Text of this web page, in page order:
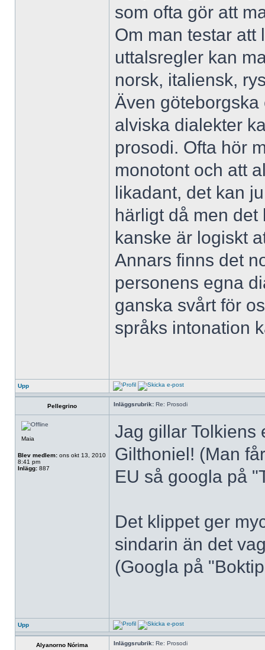
som ofta gör att
Om man testar att
uttalsregler kan
norsk, italiensk,
Även
alviska dialekter
prosodi. Ofta hör
monotont och att
likadant, det kan
härligt då men
kanske är logiskt
Annars finns det
personens egna
ganska svårt för
språks intonation
Upp
Pellegrino Inläggsrubrik: Re: Prosodi
Maia
Blev medlem: ons okt 13, 2010
8:41 pm
Inlägg: 887
Jag gillar Tolkiens
Gilthoniel! (Man
EU så googla på
Det klippet ger
sindarin än det
(Googla på
Upp
Alyanorno Nórima Inläggsrubrik: Re: Prosodi